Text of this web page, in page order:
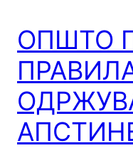
ОПШТО